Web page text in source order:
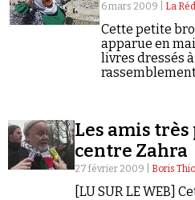
6 mars 2009 | La
Cette petite
apparue en
livres dressés
Les amis
centre Zahra
27 février 2009 | Boris
[LU SUR LE WEB]